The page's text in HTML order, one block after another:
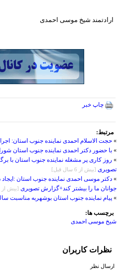
ارادتمند شیخ موسی احمدی
چاپ خبر
مرتبط:
» حجت الاسلام احمدی نماینده جنوب استان:
» با حضور دکتر احمدی نماینده جنوب استان
» روز کاری پر مشغله نماینده جنوب استان با
تصویری [بيش از 6 سال قبل]
» دکتر موسی احمدی نماینده جنوب استان :ایجاد
جوانان ما را بیشتر کند+گزارش تصویری [بيش از 6 سال قبل]
» پیام نماینده جنوب استان بوشهربه مناسبت
برچسب ها:
شیخ موسی احمدی
نظرات کاربران
ارسال نظر